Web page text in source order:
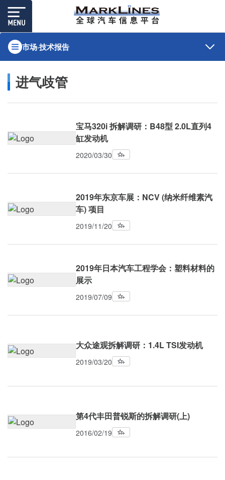
市场·技术报告
进气歧管
宝马320i 拆解调研：B48型 2.0L直列4
缸发动机
2020/03/30
2019年东京车展：NCV (纳米纤维素汽
车) 项目
2019/11/20
2019年日本汽车工程学会：塑料材料的
展示
2019/07/09
大众途观拆解调研：1.4L TSI发动机
2019/03/20
第4代丰田普锐斯的拆解调研(上)
2016/02/19